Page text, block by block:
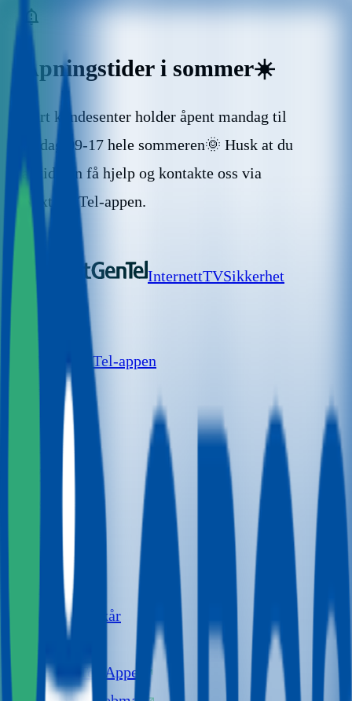
Åpningstider i sommer☀️
Vårt kundesenter holder åpent mandag til
fredag 09-17 hele sommeren🌞 Husk at du
alltid kan få hjelp og kontakte oss via
NextGenTel-appen.
InternettTVSikkerhet
Hjelp
NextGenTel-appen
Produkter
Internett
Telefoni
Snarveier
Siste nytt
Priser og vilkår
Borettslag
NextGenTel-Appen